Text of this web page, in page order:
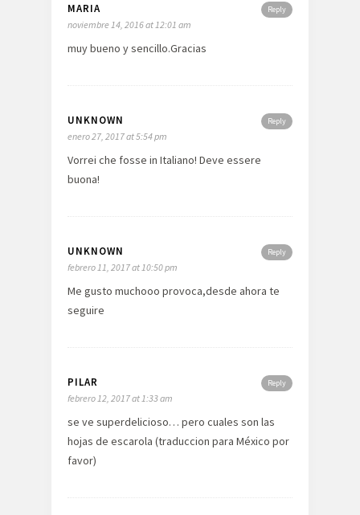
Reply
MARIA
noviembre 14, 2016 at 12:01 am
muy bueno y sencillo.Gracias
Reply
UNKNOWN
enero 27, 2017 at 5:54 pm
Vorrei che fosse in Italiano! Deve essere
buona!
Reply
UNKNOWN
febrero 11, 2017 at 10:50 pm
Me gusto muchooo provoca,desde ahora te
seguire
Reply
PILAR
febrero 12, 2017 at 1:33 am
se ve superdelicioso… pero cuales son las
hojas de escarola (traduccion para México por
favor)